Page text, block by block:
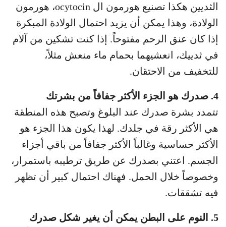
الثديين هكذا تصنيع هورمون ال ocytocin، هورمون
الولادة، وهذا يمكن أن يزيد احتمال الولادة المبكرة
إذا كان عنق الرحم مفتوحاً. إذا كنت تشكين من آلام
في ثدييك، انعشيهما بحمام ماء منعش مثلاً،
للتخفيف من الاحتقان.
4. صدرك هو الجزء الأكثر جفافاً من بشرتك
تتمدد بشرة صدرك عند البلوغ وتصبح هذه المنطقة
هي الأكثر رقة في جلدك. لهذا يكون هذا الجزء هو
الأكثر حساسية وغالباً الأكثر جفافاً من باقي أجزاء
الجسم. اعتني بصدرك عن طريق ترطيبه باستمرار،
وخصوصاً خلال الحمل. فهناك احتمال كبير أن تظهر
فيه تشققات.
5. النوم على البطن يمكن أن يغير شكل صدرك